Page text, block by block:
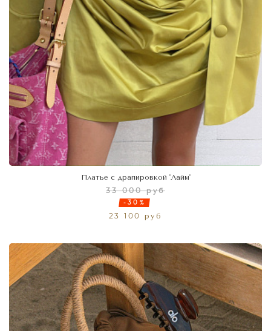
Платье с драпировкой 'Лайм'
33 000 руб
-30%
23 100 руб